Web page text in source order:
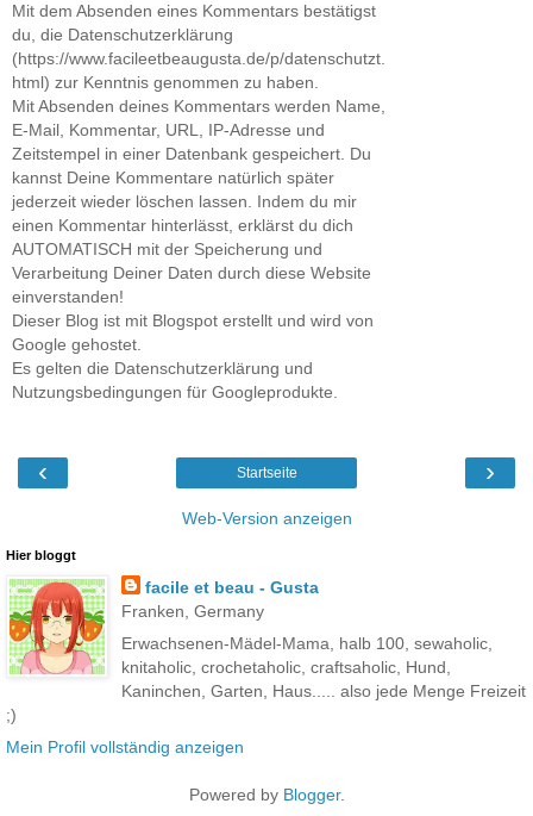
Mit dem Absenden eines Kommentars bestätigst
du, die Datenschutzerklärung
(https://www.facileetbeaugusta.de/p/datenschutzt.
html) zur Kenntnis genommen zu haben.
Mit Absenden deines Kommentars werden Name,
E-Mail, Kommentar, URL, IP-Adresse und
Zeitstempel in einer Datenbank gespeichert. Du
kannst Deine Kommentare natürlich später
jederzeit wieder löschen lassen. Indem du mir
einen Kommentar hinterlässt, erklärst du dich
AUTOMATISCH mit der Speicherung und
Verarbeitung Deiner Daten durch diese Website
einverstanden!
Dieser Blog ist mit Blogspot erstellt und wird von
Google gehostet.
Es gelten die Datenschutzerklärung und
Nutzungsbedingungen für Googleprodukte.
‹ ›
Startseite
Web-Version anzeigen
Hier bloggt
facile et beau - Gusta
Franken, Germany
Erwachsenen-Mädel-Mama, halb 100, sewaholic,
knitaholic, crochetaholic, craftsaholic, Hund,
Kaninchen, Garten, Haus..... also jede Menge Freizeit
;)
Mein Profil vollständig anzeigen
Powered by Blogger.